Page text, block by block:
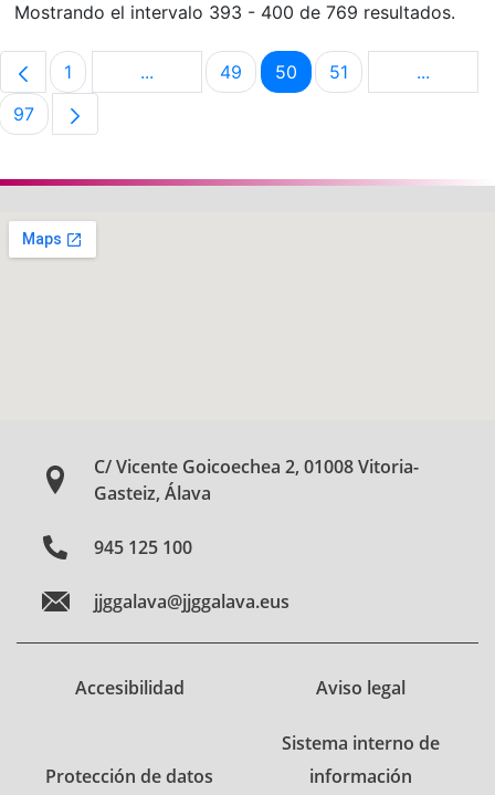
Mostrando el intervalo 393 - 400 de 769 resultados.
Página
1 ...Páginas intermedias Use TAB para
Página
49 Página
50 Página
51 ...Páginas
Página
97
C/ Vicente Goicoechea 2, 01008 Vitoria-
Gasteiz, Álava
945 125 100
jjggalava@jjggalava.eus
Accesibilidad Aviso legal
Protección de datos
Sistema interno de
información